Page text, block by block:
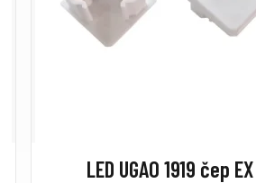
LED UGAO 1919 čep EX